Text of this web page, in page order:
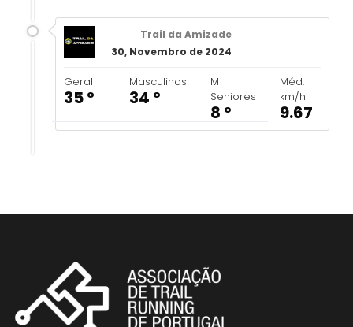
Trail da Amizade
30, Novembro de 2024
Geral
35 º
Masculinos
34 º
M
Seniores
8 º
Méd.
km/h
9.67